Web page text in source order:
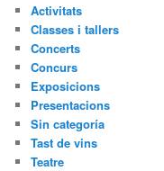
Activitats
Classes i tallers
Concerts
Concurs
Exposicions
Presentacions
Sin categoría
Tast de vins
Teatre